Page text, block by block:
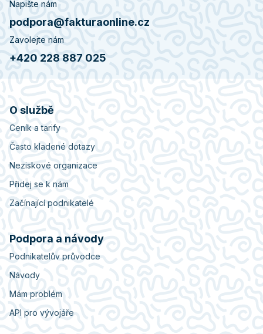
Napište nám
podpora@fakturaonline.cz
Zavolejte nám
+420 228 887 025
O službě
Ceník a tarify
Často kladené dotazy
Neziskové organizace
Přidej se k nám
Začínající podnikatelé
Podpora a návody
Podnikatelův průvodce
Návody
Mám problém
API pro vývojáře